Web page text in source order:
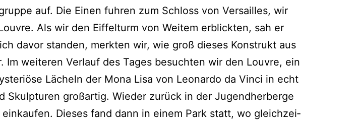
auf. Die Einen fuh­ren zum Schloss von Ver­sailles, wir
Als wir den Eif­fel­turm von Wei­tem erblick­ten, sah er
davor stan­den, merk­ten wir, wie groß die­ses Kon­strukt aus
wei­te­ren Ver­lauf des Tages besuch­ten wir den Lou­vre, ein
Lächeln der Mona Lisa von Leo­nar­do da Vin­ci in echt
Skulp­tu­ren groß­ar­tig. Wie­der zurück in der Jugend­her­ber­ge
Die­ses fand dann in einem Park statt, wo gleich­zei­